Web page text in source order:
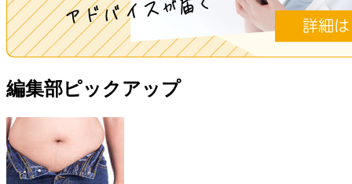
編集部ピックアップ